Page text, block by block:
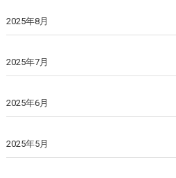
2025年8月
2025年7月
2025年6月
2025年5月